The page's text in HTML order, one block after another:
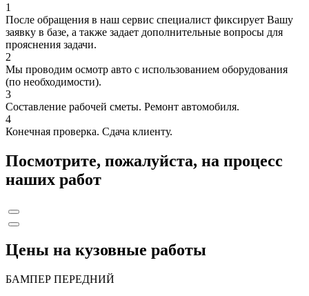
1
После обращения в наш сервис специалист фиксирует Вашу
заявку в базе, а также задает дополнительные вопросы для
прояснения задачи.
2
Мы проводим осмотр авто с использованием оборудования
(по необходимости).
3
Составление рабочей сметы. Ремонт автомобиля.
4
Конечная проверка. Сдача клиенту.
Посмотрите, пожалуйста, на процесс
наших работ
Цены на кузовные работы
БАМПЕР ПЕРЕДНИЙ